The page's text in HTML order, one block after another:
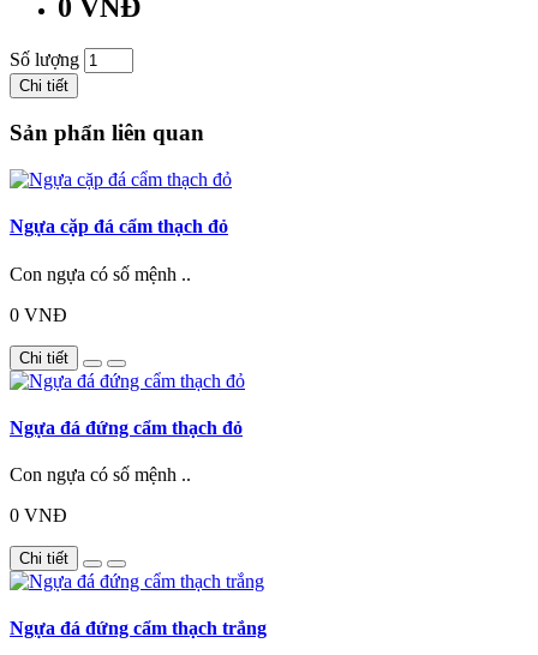
0 VNĐ
Số lượng
Chi tiết
Sản phẩn liên quan
Ngựa cặp đá cẩm thạch đỏ
Con ngựa có số mệnh ..
0 VNĐ
Chi tiết
Ngựa đá đứng cẩm thạch đỏ
Con ngựa có số mệnh ..
0 VNĐ
Chi tiết
Ngựa đá đứng cẩm thạch trắng